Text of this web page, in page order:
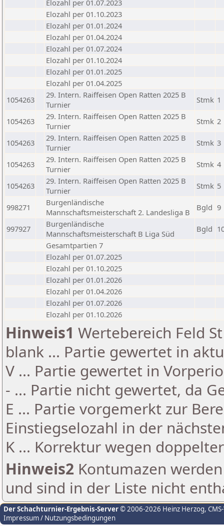
Elozahl per 01.07.2023
Elozahl per 01.10.2023
Elozahl per 01.01.2024
Elozahl per 01.04.2024
Elozahl per 01.07.2024
Elozahl per 01.10.2024
Elozahl per 01.01.2025
Elozahl per 01.04.2025
1054263
29. Intern. Raiffeisen Open Ratten 2025 B
Turnier
Stmk 1
1054263
29. Intern. Raiffeisen Open Ratten 2025 B
Turnier
Stmk 2
1054263
29. Intern. Raiffeisen Open Ratten 2025 B
Turnier
Stmk 3
1054263
29. Intern. Raiffeisen Open Ratten 2025 B
Turnier
Stmk 4
1054263
29. Intern. Raiffeisen Open Ratten 2025 B
Turnier
Stmk 5
998271
Burgenländische
Mannschaftsmeisterschaft 2. Landesliga B
Bgld 9
997927
Burgenländische
Mannschaftsmeisterschaft B Liga Süd
Bgld
Gesamtpartien 7
Elozahl per 01.07.2025
Elozahl per 01.10.2025
Elozahl per 01.01.2026
Elozahl per 01.04.2026
Elozahl per 01.07.2026
Elozahl per 01.10.2026
Hinweis1 Wertebereich Feld
blank ... Partie gewertet in
V ... Partie gewertet in
- ... Partie nicht gewertet, da
E ... Partie vorgemerkt zur
Einstiegselozahl in der
K ... Korrektur wegen
Hinweis2 Kontumazen
und sind in der Liste nicht
Der Schachturnier-Ergebnis-Server© 2006-2026 Heinz Herzog,
Impressum / Nutzungsbedingungen